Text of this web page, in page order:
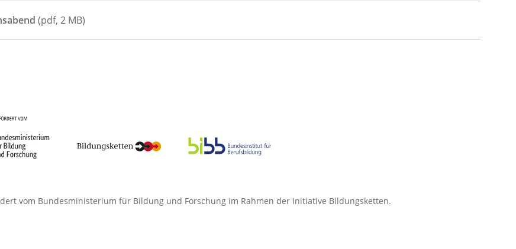
(pdf, 2 MB)
vom Bundesministerium für Bildung und Forschung im Rahmen der Initiative Bildungsketten.